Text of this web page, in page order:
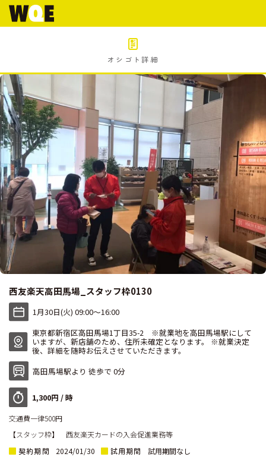
オシゴト詳細
西友楽天高田馬場_スタッフ枠0130
1月30日(火) 09:00〜16:00
東京都新宿区高田馬場1丁目35-2 ※就業地を高田馬場駅にして
いますが、新店舗のため、住所未確定となります。 ※就業決定
後、詳細を随時お伝えさせていただきます。
高田馬場駅より 徒歩で 0分
1,300円 / 時
交通費一律500円
【スタッフ枠】 西友楽天カードの入会促進業務等
契約期間
2024/01/30 試用期間
試用期間なし